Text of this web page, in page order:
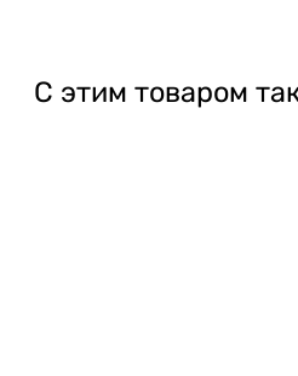
С этим товаром